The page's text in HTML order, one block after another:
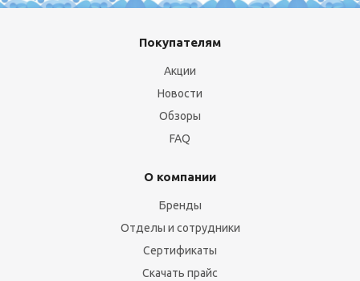
Покупателям
Акции
Новости
Обзоры
FAQ
О компании
Бренды
Отделы и сотрудники
Сертификаты
Скачать прайс